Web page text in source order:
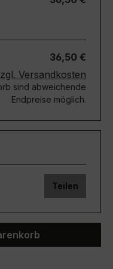
36,50 €
Versandkosten
sind abweichende
Endpreise möglich.
Teilen
Wert